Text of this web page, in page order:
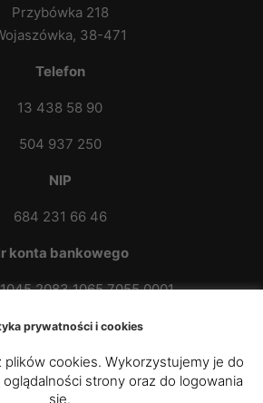
Przybówka 218
38-471
Telefon
13 438 58 90
504 937 250
NIP
684 231 66 46
konta bankowego
2083 1065 7055 0001
prywatności i cookies
plików cookies. Wykorzystujemy je do
strony oraz do logowania
się.